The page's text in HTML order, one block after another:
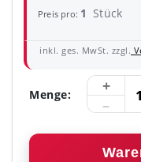
Preis pro: 1 Stück
inkl. ges. MwSt. zzgl.
Menge: